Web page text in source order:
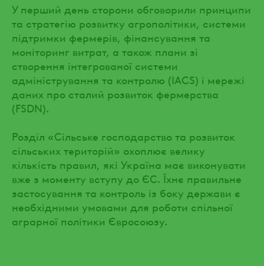
У перший день сторони обговорили принципи
та стратегію розвитку агрополітики, системи
підтримки фермерів, фінансування та
моніторинг витрат, а також плани зі
створення інтегрованої системи
адміністрування та контролю (IACS) і мережі
даних про сталий розвиток фермерства
(FSDN).
Розділ «Сільське господарство та розвиток
сільських територій» охоплює велику
кількість правил, які Україна має виконувати
вже з моменту вступу до ЄС. Їхнє правильне
застосування та контроль із боку держави є
необхідними умовами для роботи спільної
аграрної політики Євросоюзу.